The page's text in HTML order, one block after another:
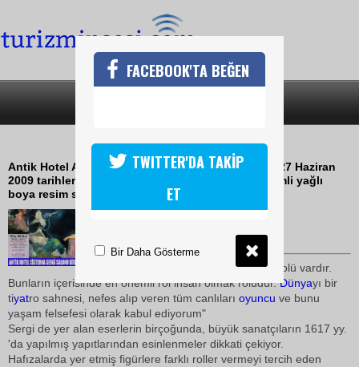
RİTA DİKİCİ KİŞİSEL RESİM SERGİSİ
Antik Hotel Antik Cisterna sergi salonu 29 Mayıs- 27 Haziran
2009 tarihleri arasında Rita DİKİCİ nin ROLLER isimli yağlı
boya resim sergisine ev sahipliği yapıyor
"Evrende tüm varlıkların bir rolü vardır.
Bunların içerisinde en önemli rol insan olmak rolüdür.Dünyayı bir
tiyatro sahnesi, nefes alıp veren tüm canlıları oyuncu ve bunu
yaşam felsefesi olarak kabul ediyorum"
Sergi de yer alan eserlerin birçoğunda, büyük sanatçıların 1617 yy.
'da yapılmış yapıtlarından esinlenmeler dikkati çekiyor.
Hafızalarda yer etmiş figürlere farklı roller vermeyi tercih eden
FACEBOOK'TA BEĞEN
TWITTER'DA TAKİP
ET
Bir Daha Gösterme